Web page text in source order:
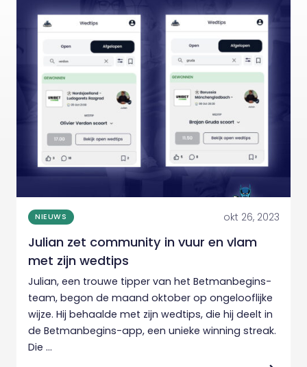
NIEUWS okt 26, 2023
Julian zet community in vuur en vlam
met zijn wedtips
Julian, een trouwe tipper van het Betmanbegins-
team, begon de maand oktober op ongelooflijke
wijze. Hij behaalde met zijn wedtips, die hij deelt in
de Betmanbegins-app, een unieke winning streak.
Die ...